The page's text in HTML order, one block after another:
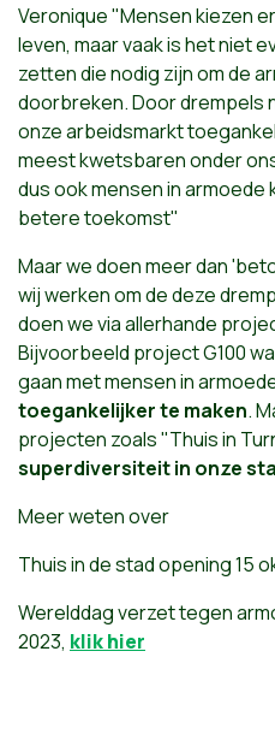
Veronique "Mensen kiezen
leven, maar vaak is het niet
zetten die nodig zijn om de
doorbreken. Door drempels
onze arbeidsmarkt
meest kwetsbaren onder
dus ook mensen in armoede
betere toekomst"
Maar we doen meer dan
wij werken om de deze
doen we via allerhande
Bijvoorbeeld project G100
gaan met mensen in
toegankelijker te maken.
projecten zoals "Thuis in
superdiversiteit in onze
Meer weten over
Thuis in de stad opening 15
Werelddag verzet tegen
2023, klik hier